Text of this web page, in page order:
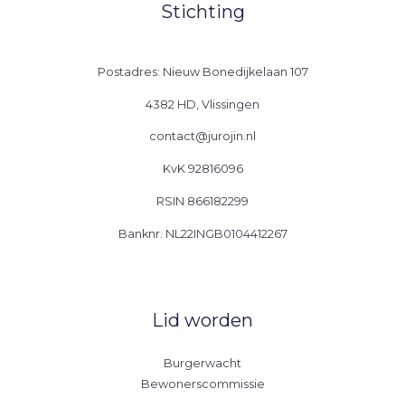
Stichting
Postadres: Nieuw Bonedijkelaan 107
4382 HD, Vlissingen
contact@jurojin.nl
KvK 92816096
RSIN 866182299
Banknr. NL22INGB0104412267
Lid worden
Burgerwacht
Bewonerscommissie